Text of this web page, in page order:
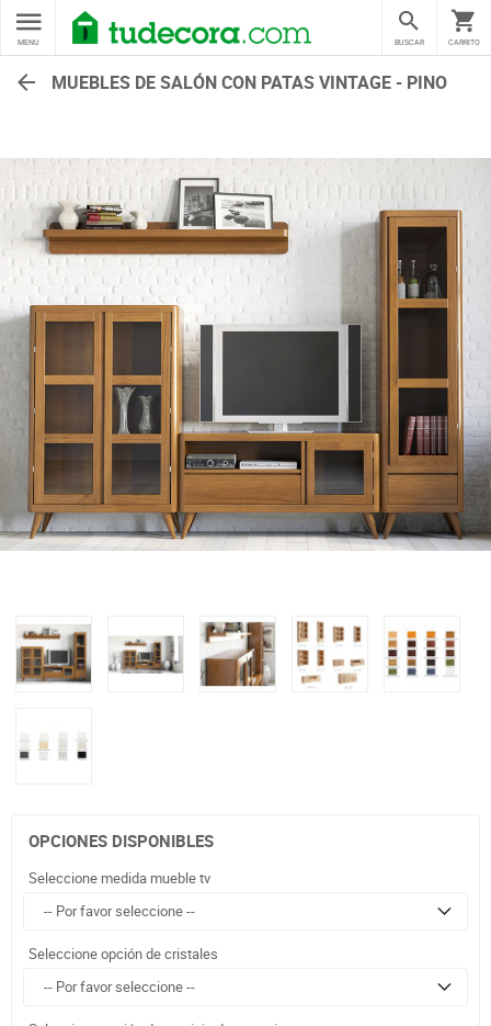
MENU CARRITO
BUSCAR
MUEBLES DE SALÓN CON PATAS VINTAGE - PINO
OPCIONES DISPONIBLES
Seleccione medida mueble tv
Seleccione opción de cristales